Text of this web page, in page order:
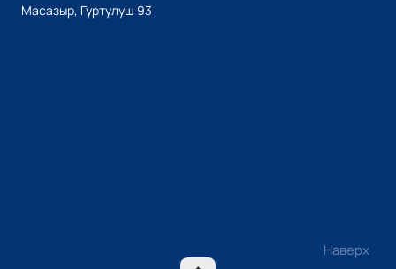
Масазыр, Гуртулуш 93
Наверх